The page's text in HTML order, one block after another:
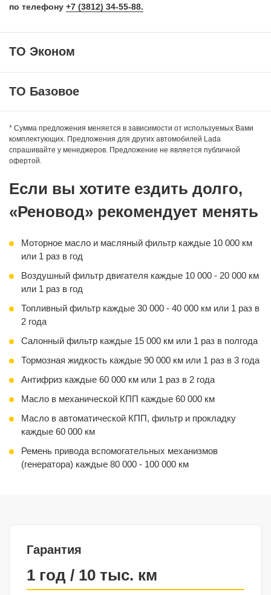
по телефону +7 (3812) 34-55-88.
ТО Эконом
— ELF Evolution SL/CF
— FUCHS TITAN Formula LCV
— ROSNEFT Magnum Ultratec
Работа по замене
ТО Базовое
Оригинальное синтетическое моторное масло:
— ROSNEFT Magnum Ultratec
Фильтр масляный
Свечи зажигания
Работа по замене
* Сумма предложения меняется в зависимости от используемых Вами
комплектующих. Предложения для других автомобилей Lada
спрашивайте у менеджеров. Предложение не является публичной
офертой.
Если вы хотите ездить долго,
«Реновод» рекомендует менять
Моторное масло и масляный фильтр каждые 10 000 км
или 1 раз в год
Воздушный фильтр двигателя каждые 10 000 - 20 000 км
или 1 раз в год
Топливный фильтр каждые 30 000 - 40 000 км или 1 раз в
2 года
Салонный фильтр каждые 15 000 км или 1 раз в полгода
Тормозная жидкость каждые 90 000 км или 1 раз в 3 года
Антифриз каждые 60 000 км или 1 раз в 2 года
Масло в механической КПП каждые 60 000 км
Масло в автоматической КПП, фильтр и прокладку
каждые 60 000 км
Ремень привода вспомогательных механизмов
(генератора) каждые 80 000 - 100 000 км
Гарантия
1 год / 10 тыс. км